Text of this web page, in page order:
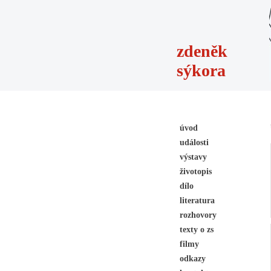
zdeněk
sýkora
úvod
události
výstavy
životopis
dílo
literatura
rozhovory
texty o zs
filmy
odkazy